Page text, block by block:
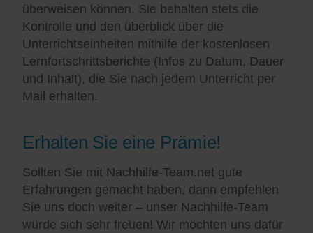
überweisen können. Sie behalten stets die
Kontrolle und den überblick über die
Unterrichtseinheiten mithilfe der kostenlosen
Lernfortschrittsberichte (Infos zu Datum, Dauer
und Inhalt), die Sie nach jedem Unterricht per
Mail erhalten.
Erhalten Sie eine Prämie!
Sollten Sie mit Nachhilfe-Team.net gute
Erfahrungen gemacht haben, dann empfehlen
Sie uns doch weiter – unser Nachhilfe-Team
würde sich sehr freuen! Wir möchten uns dafür